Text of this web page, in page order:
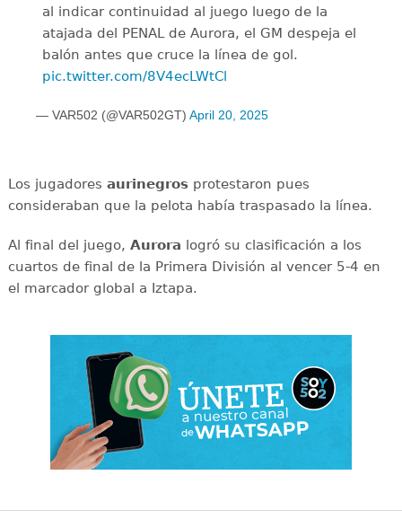
al indicar continuidad al juego luego de la
atajada del PENAL de Aurora, el GM despeja el
balón antes que cruce la línea de gol.
pic.twitter.com/8V4ecLWtCl
— VAR502 (@VAR502GT) April 20, 2025
Los jugadores aurinegrosprotestaron pues
consideraban que la pelota había traspasado la línea.
Al final del juego, Aurora logró su clasificación a los
cuartos de final de la Primera División al vencer 5-4 en
el marcador global a Iztapa.